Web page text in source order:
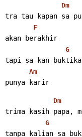
Dm
tra tau kapan sa
F
akan berakhir
G
tapi sa kan
Am
punya karir
Dm
trima kasih papa,
G
tanpa kalian sa